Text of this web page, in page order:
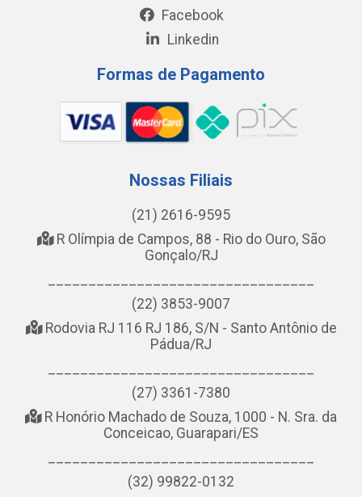
Facebook
Linkedin
Formas de Pagamento
Nossas Filiais
(21) 2616-9595
R Olímpia de Campos, 88 - Rio do Ouro, São
Gonçalo/RJ
(22) 3853-9007
Rodovia RJ 116 RJ 186, S/N - Santo Antônio de
Pádua/RJ
(27) 3361-7380
R Honório Machado de Souza, 1000 - N. Sra. da
Conceicao, Guarapari/ES
(32) 99822-0132